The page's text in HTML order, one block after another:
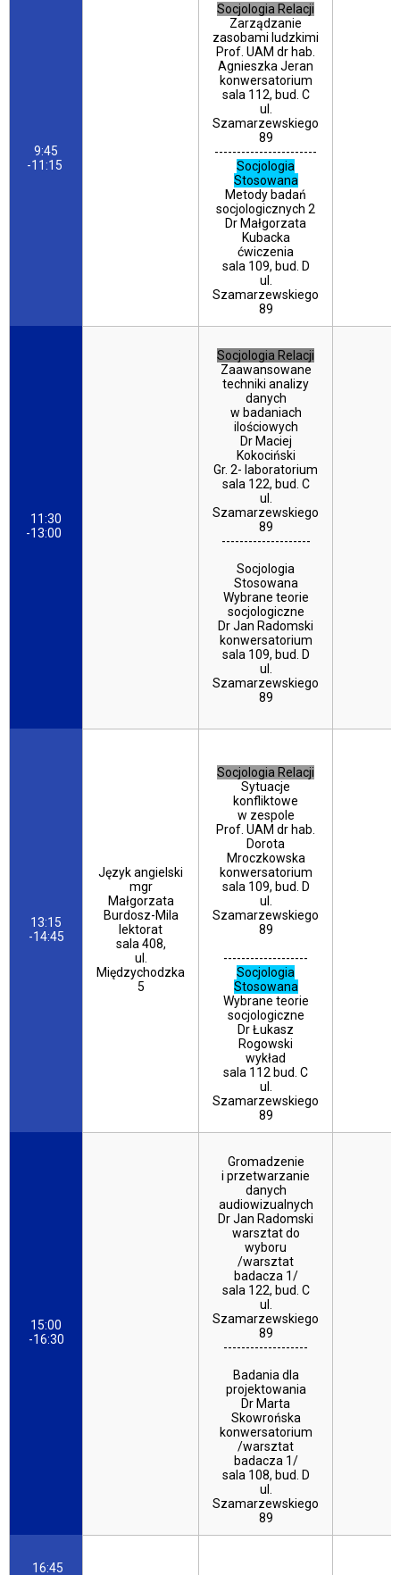
9:45
-11:15
Socjologia Relacji
Zarządzanie
zasobami ludzkimi
Prof. UAM dr hab.
Agnieszka Jeran
konwersatorium
sala 112, bud. C
ul.
Szamarzewskiego
89
-----------------------
Socjologia
Stosowana
Metody badań
socjologicznych 2
Dr Małgorzata
Kubacka
ćwiczenia
sala 109, bud. D
ul.
Szamarzewskiego
89
11:30
-13:00
Socjologia Relacji
Zaawansowane
techniki analizy
danych
w badaniach
ilościowych
Dr Maciej
Kokociński
Gr. 2- laboratorium
sala 122, bud. C
ul.
Szamarzewskiego
89
--------------------
Socjologia
Stosowana
Wybrane teorie
socjologiczne
Dr Jan Radomski
konwersatorium
sala 109, bud. D
ul.
Szamarzewskiego
89
13:15
-14:45
Język angielski
mgr
Małgorzata
Burdosz-Mila
lektorat
sala 408,
ul.
Międzychodzka
5
Socjologia Relacji
Sytuacje
konfliktowe
w zespole
Prof. UAM dr hab.
Dorota
Mroczkowska
konwersatorium
sala 109, bud. D
ul.
Szamarzewskiego
89
-------------------
Socjologia
Stosowana
Wybrane teorie
socjologiczne
Dr Łukasz
Rogowski
wykład
sala 112 bud. C
ul.
Szamarzewskiego
89
15:00
-16:30
Gromadzenie
i przetwarzanie
danych
audiowizualnych
Dr Jan Radomski
warsztat do
wyboru
/warsztat
badacza 1/
sala 122, bud. C
ul.
Szamarzewskiego
89
-------------------
Badania dla
projektowania
Dr Marta
Skowrońska
konwersatorium
/warsztat
badacza 1/
sala 108, bud. D
ul.
Szamarzewskiego
89
16:45